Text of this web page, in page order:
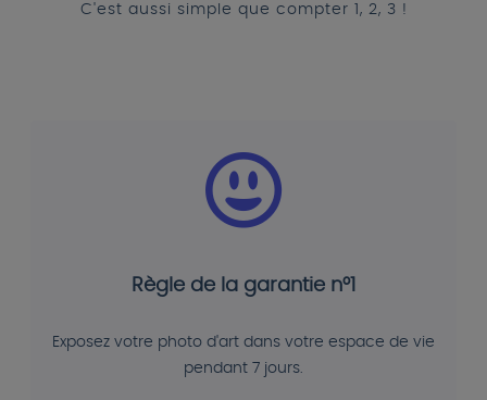
C'est aussi simple que compter 1, 2, 3 !
Règle de la garantie n°1
Exposez votre photo d'art dans votre espace de vie
pendant 7 jours.